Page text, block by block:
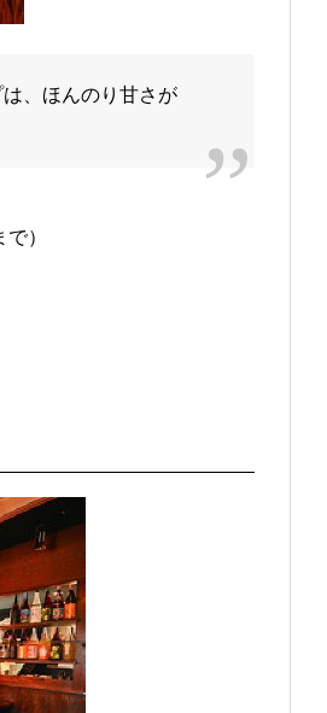
、ほんのり甘さが
）